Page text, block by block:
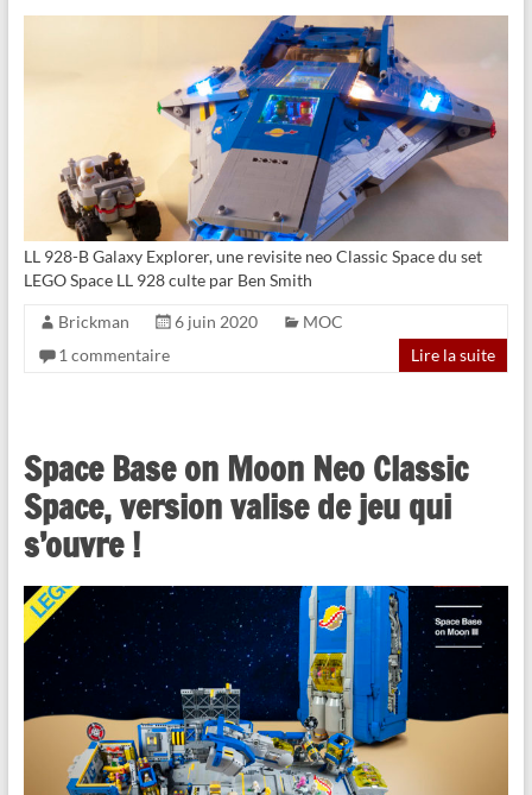
LL 928-B Galaxy Explorer, une revisite neo Classic Space du set
LEGO Space LL 928 culte par Ben Smith
Brickman 6 juin 2020
MOC
1 commentaire
Lire la suite
Space Base on Moon Neo Classic
Space, version valise de jeu qui
s’ouvre !